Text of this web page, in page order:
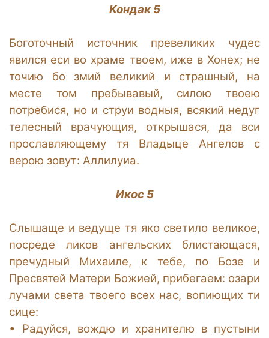
Кондак 5
Боготочный источник превеликих чудес
явился еси во храме твоем, иже в Хонех; не
точию бо змий великий и страшный, на
месте том пребывавый, силою твоею
потребися, но и струи водныя, всякий недуг
телесный врачующия, открышася, да вси
прославляющему тя Владыце Ангелов с
верою зовут: Аллилуиа.
Икос 5
Слышаще и ведуще тя яко светило великое,
посреде ликов ангельских блистающася,
пречудный Михаиле, к тебе, по Бозе и
Пресвятей Матери Божией, прибегаем: озари
лучами света твоего всех нас, вопиющих ти
сице:
•
Радуйся, вождю и хранителю в пустыни